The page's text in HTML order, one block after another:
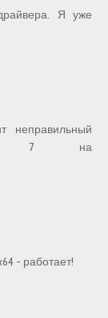
Я уже
неправильный
7 на
- работает!